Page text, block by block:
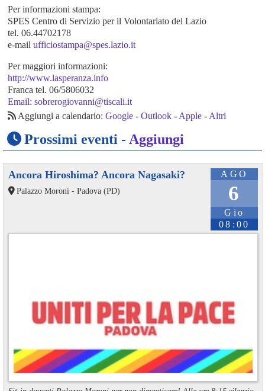
Per informazioni stampa:
SPES Centro di Servizio per il Volontariato del Lazio
tel. 06.44702178
e-mail ufficiostampa@spes.lazio.it
Per maggiori informazioni:
http://www.lasperanza.info
Franca tel. 06/5806032
Email: sobrerogiovanni@tiscali.it
Aggiungi a calendario: Google- Outlook- Apple- Altri
Prossimi eventi - Aggiungi
AGO
6
Gio
08:00
Ancora Hiroshima? Ancora Nagasaki?
Palazzo Moroni - Padova (PD)